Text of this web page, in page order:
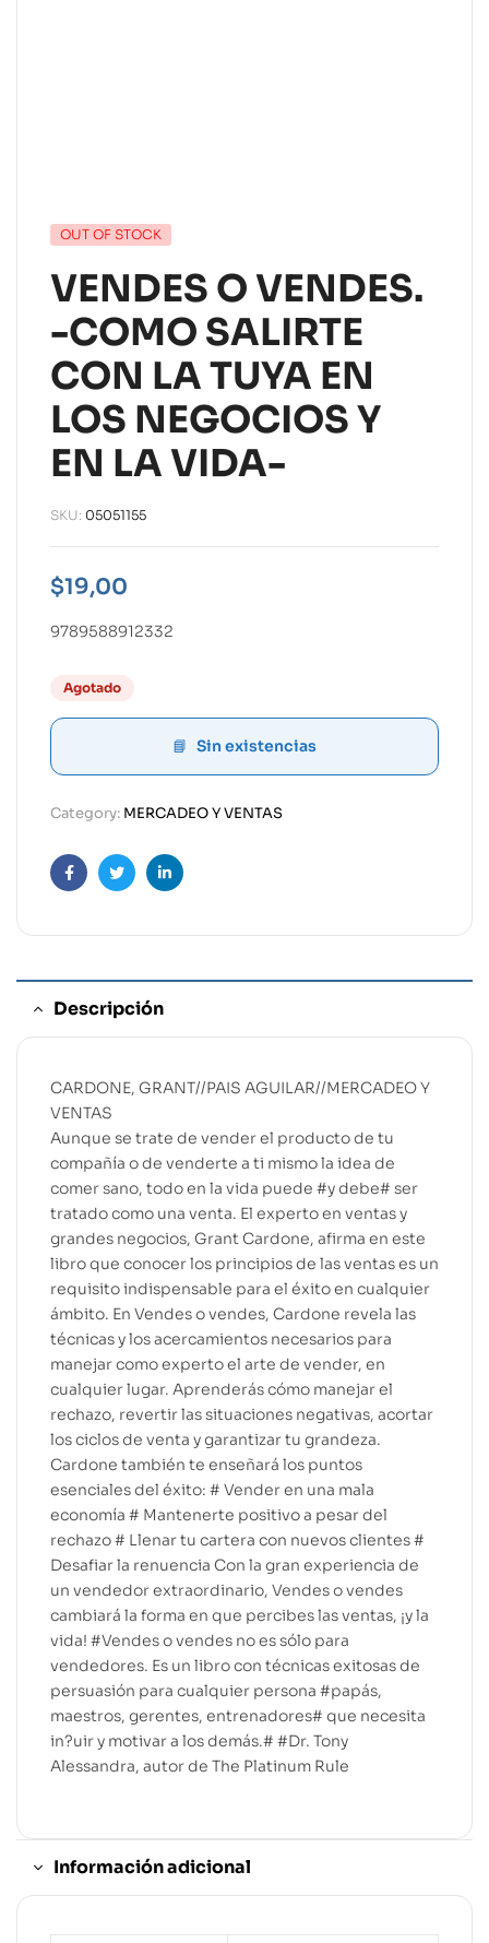
OUT OF STOCK
VENDES O VENDES.
-COMO SALIRTE
CON LA TUYA EN
LOS NEGOCIOS Y
EN LA VIDA-
SKU: 05051155
$19,00
9789588912332
Agotado
Sin existencias
Category: MERCADEO Y VENTAS
FacebookTwitterLinkedin
Descripción
CARDONE, GRANT//PAIS AGUILAR//MERCADEO Y
VENTAS
Aunque se trate de vender el producto de tu
compañía o de venderte a ti mismo la idea de
comer sano, todo en la vida puede #y debe# ser
tratado como una venta. El experto en ventas y
grandes negocios, Grant Cardone, afirma en este
libro que conocer los principios de las ventas es un
requisito indispensable para el éxito en cualquier
ámbito. En Vendes o vendes, Cardone revela las
técnicas y los acercamientos necesarios para
manejar como experto el arte de vender, en
cualquier lugar. Aprenderás cómo manejar el
rechazo, revertir las situaciones negativas, acortar
los ciclos de venta y garantizar tu grandeza.
Cardone también te enseñará los puntos
esenciales del éxito: # Vender en una mala
economía # Mantenerte positivo a pesar del
rechazo # Llenar tu cartera con nuevos clientes #
Desafiar la renuencia Con la gran experiencia de
un vendedor extraordinario, Vendes o vendes
cambiará la forma en que percibes las ventas, ¡y la
vida! #Vendes o vendes no es sólo para
vendedores. Es un libro con técnicas exitosas de
persuasión para cualquier persona #papás,
maestros, gerentes, entrenadores# que necesita
in?uir y motivar a los demás.# #Dr. Tony
Alessandra, autor de The Platinum Rule
Información adicional